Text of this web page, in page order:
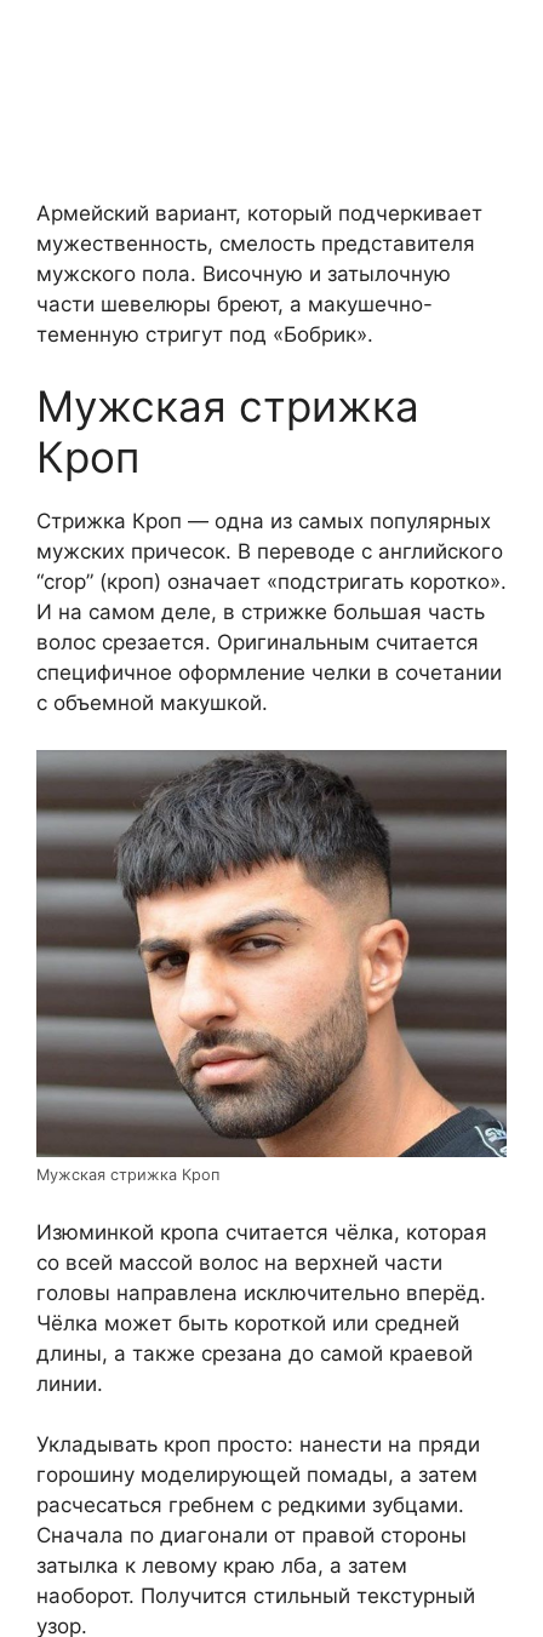
Армейский вариант, который подчеркивает
мужественность, смелость представителя
мужского пола. Височную и затылочную
части шевелюры бреют, а макушечно-
теменную стригут под «Бобрик».
Мужская стрижка
Кроп
Стрижка Кроп — одна из самых популярных
мужских причесок. В переводе с английского
“crop” (кроп) означает «подстригать коротко».
И на самом деле, в стрижке большая часть
волос срезается. Оригинальным считается
специфичное оформление челки в сочетании
с объемной макушкой.
Мужская стрижка Кроп
Изюминкой кропа считается чёлка, которая
со всей массой волос на верхней части
головы направлена исключительно вперёд.
Чёлка может быть короткой или средней
длины, а также срезана до самой краевой
линии.
Укладывать кроп просто: нанести на пряди
горошину моделирующей помады, а затем
расчесаться гребнем с редкими зубцами.
Сначала по диагонали от правой стороны
затылка к левому краю лба, а затем
наоборот. Получится стильный текстурный
узор.